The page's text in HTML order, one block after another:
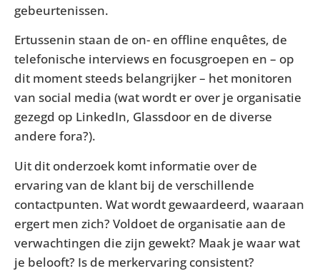
gebeurtenissen.
Ertussenin staan de on- en offline enquêtes, de
telefonische interviews en focusgroepen en – op
dit moment steeds belangrijker – het monitoren
van social media (wat wordt er over je organisatie
gezegd op LinkedIn, Glassdoor en de diverse
andere fora?).
Uit dit onderzoek komt informatie over de
ervaring van de klant bij de verschillende
contactpunten. Wat wordt gewaardeerd, waaraan
ergert men zich? Voldoet de organisatie aan de
verwachtingen die zijn gewekt? Maak je waar wat
je belooft? Is de merkervaring consistent?